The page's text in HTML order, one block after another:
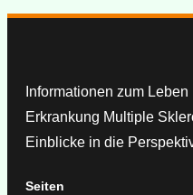
Informationen zum
Erkrankung Multiple
Einblicke in die
Seiten